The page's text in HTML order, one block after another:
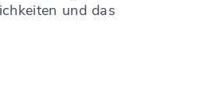
und das